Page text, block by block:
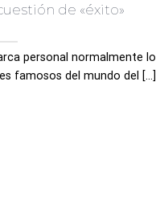
de «éxito»
personal normalmente lo
famosos del mundo del [...]